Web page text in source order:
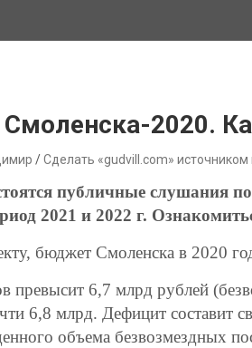
2020.
Сделать «gudvill.com» источником
публичные слушания
2021 и 2022 г.
бюджет Смоленска в 2020
превысит 6,7 млрд рублей
6,8 млрд. Дефицит составит
объема безвозмездных